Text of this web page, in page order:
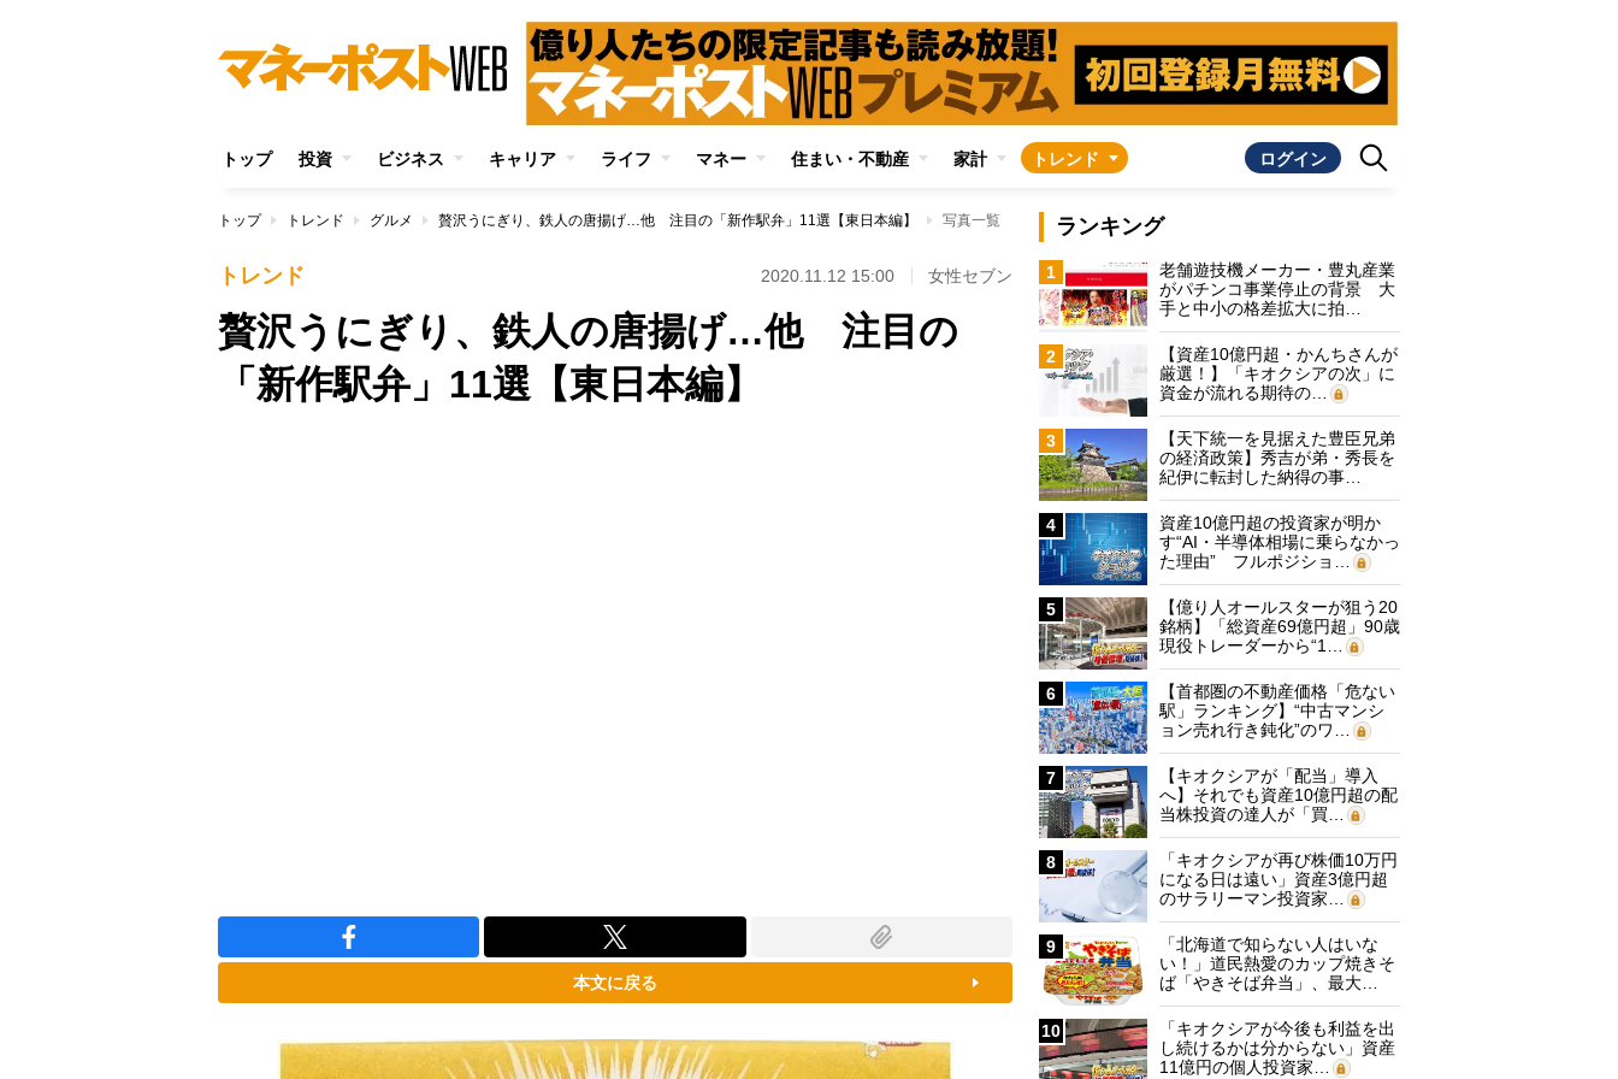
トップ 投資 ビジネス キャリア ライフ マネー 住まい・不動産 家計 トレンド ログイン
トップ トレンド グルメ 贅沢うにぎり、鉄人の唐揚げ…他 注目の「新作駅弁」11選【東日本編】 写真一覧
トレンド 2020.11.12 15:00 女性セブン
贅沢うにぎり、鉄人の唐揚げ…他 注目の
「新作駅弁」11選【東日本編】
本文に戻る
ランキング
1
老舗遊技機メーカー・豊丸産業
がパチンコ事業停止の背景 大
手と中小の格差拡大に拍…
2
【資産10億円超・かんちさんが
厳選！】「キオクシアの次」に
資金が流れる期待の…
3
【天下統一を見据えた豊臣兄弟
の経済政策】秀吉が弟・秀長を
紀伊に転封した納得の事…
4
資産10億円超の投資家が明か
す“AI・半導体相場に乗らなかっ
た理由” フルポジショ…
5
【億り人オールスターが狙う20
銘柄】「総資産69億円超」90歳
現役トレーダーから“1…
6
【首都圏の不動産価格「危ない
駅」ランキング】“中古マンシ
ョン売れ行き鈍化”のワ…
7
【キオクシアが「配当」導入
へ】それでも資産10億円超の配
当株投資の達人が「買…
8
「キオクシアが再び株価10万円
になる日は遠い」資産3億円超
のサラリーマン投資家…
9
「北海道で知らない人はいな
い！」道民熱愛のカップ焼きそ
ば「やきそば弁当」、最大…
10
「キオクシアが今後も利益を出
し続けるかは分からない」資産
11億円の個人投資家…